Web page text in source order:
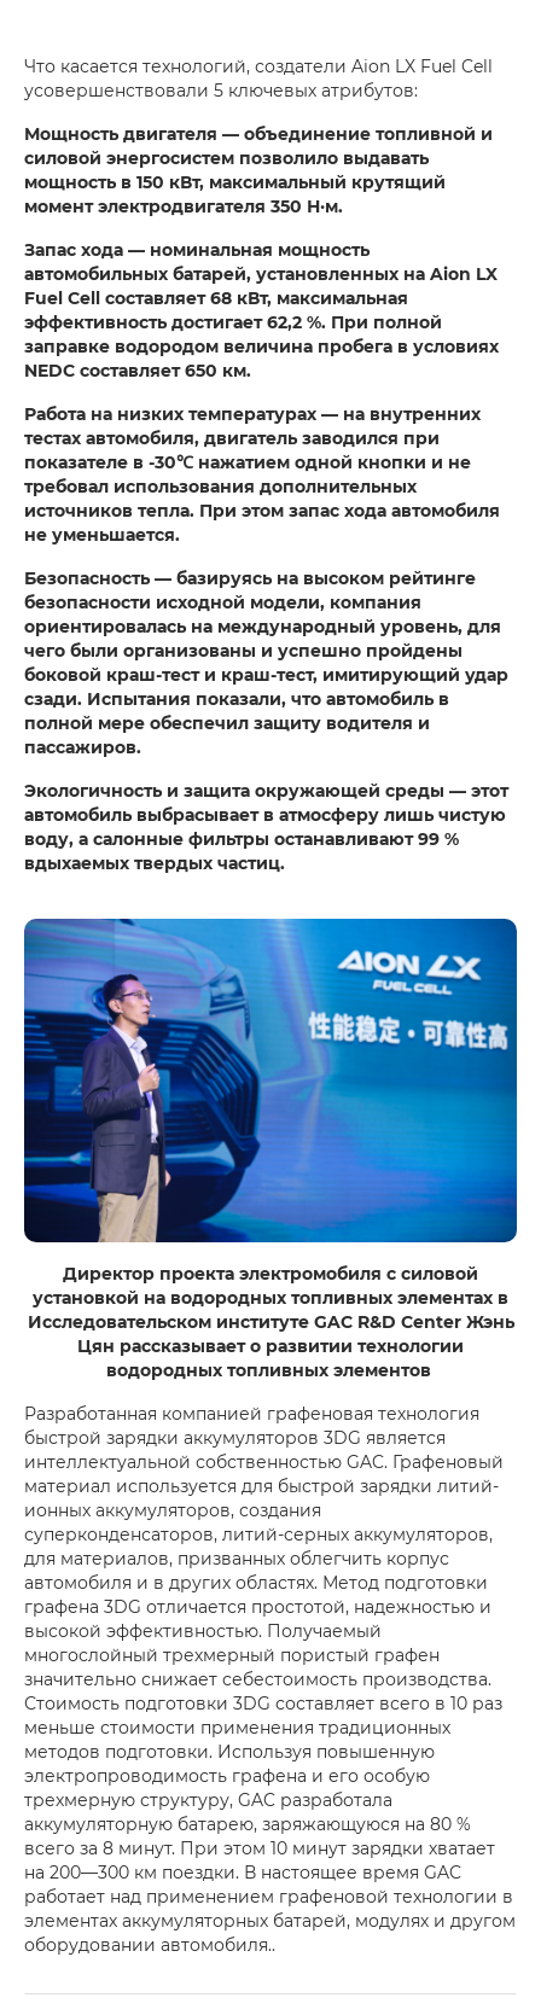
Что касается технологий, создатели Aion LX Fuel Cell
усовершенствовали 5 ключевых атрибутов:
Мощность двигателя — объединение топливной и
силовой энергосистем позволило выдавать
мощность в 150 кВт, максимальный крутящий
момент электродвигателя 350 Н·м.
Запас хода — номинальная мощность
автомобильных батарей, установленных на Aion LX
Fuel Cell составляет 68 кВт, максимальная
эффективность достигает 62,2 %. При полной
заправке водородом величина пробега в условиях
NEDC составляет 650 км.
Работа на низких температурах — на внутренних
тестах автомобиля, двигатель заводился при
показателе в -30℃ нажатием одной кнопки и не
требовал использования дополнительных
источников тепла. При этом запас хода автомобиля
не уменьшается.
Безопасность — базируясь на высоком рейтинге
безопасности исходной модели, компания
ориентировалась на международный уровень, для
чего были организованы и успешно пройдены
боковой краш-тест и краш-тест, имитирующий удар
сзади. Испытания показали, что автомобиль в
полной мере обеспечил защиту водителя и
пассажиров.
Экологичность и защита окружающей среды — этот
автомобиль выбрасывает в атмосферу лишь чистую
воду, а салонные фильтры останавливают 99 %
вдыхаемых твердых частиц.
Директор проекта электромобиля с силовой
установкой на водородных топливных элементах в
Исследовательском институте GAC R&D Center Жэнь
Цян рассказывает о развитии технологии
водородных топливных элементов
Разработанная компанией графеновая технология
быстрой зарядки аккумуляторов 3DG является
интеллектуальной собственностью GAC. Графеновый
материал используется для быстрой зарядки литий-
ионных аккумуляторов, создания
суперконденсаторов, литий-серных аккумуляторов,
для материалов, призванных облегчить корпус
автомобиля и в других областях. Метод подготовки
графена 3DG отличается простотой, надежностью и
высокой эффективностью. Получаемый
многослойный трехмерный пористый графен
значительно снижает себестоимость производства.
Стоимость подготовки 3DG составляет всего в 10 раз
меньше стоимости применения традиционных
методов подготовки. Используя повышенную
электропроводимость графена и его особую
трехмерную структуру, GAC разработала
аккумуляторную батарею, заряжающуюся на 80 %
всего за 8 минут. При этом 10 минут зарядки хватает
на 200—300 км поездки. В настоящее время GAC
работает над применением графеновой технологии в
элементах аккумуляторных батарей, модулях и другом
оборудовании автомобиля..